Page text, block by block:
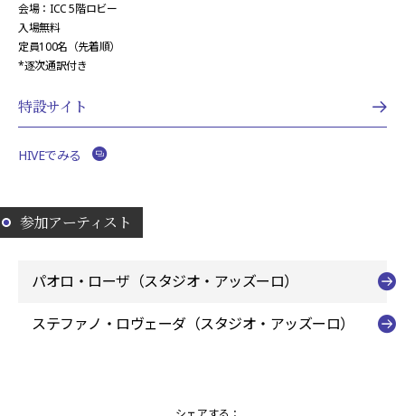
会場：ICC 5階ロビー
入場無料
定員100名（先着順）
*逐次通訳付き
特設サイト
HIVEでみる
参加アーティスト
パオロ・ローザ（スタジオ・アッズーロ）
ステファノ・ロヴェーダ（スタジオ・アッズーロ）